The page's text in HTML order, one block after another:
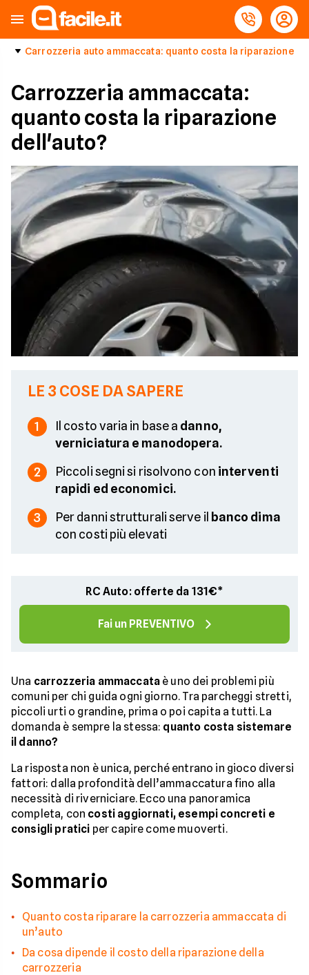
Carrozzeria auto ammaccata: quanto costa la riparazione
Carrozzeria ammaccata:
quanto costa la riparazione
dell'auto?
LE 3 COSE DA SAPERE
1 Il costo varia in base a danno,
verniciatura e manodopera.
2 Piccoli segni si risolvono con interventi
rapidi ed economici.
3 Per danni strutturali serve il banco dima
con costi più elevati
RC Auto: offerte da 131€*
Fai un PREVENTIVO
Una carrozzeria ammaccata è uno dei problemi più
comuni per chi guida ogni giorno. Tra parcheggi stretti,
piccoli urti o grandine, prima o poi capita a tutti. La
domanda è sempre la stessa: quanto costa sistemare
il danno?
La risposta non è unica, perché entrano in gioco diversi
fattori: dalla profondità dell’ammaccatura fino alla
necessità di riverniciare. Ecco una panoramica
completa, con costi aggiornati, esempi concreti e
consigli pratici per capire come muoverti.
Sommario
Quanto costa riparare la carrozzeria ammaccata di
un’auto
Da cosa dipende il costo della riparazione della
carrozzeria